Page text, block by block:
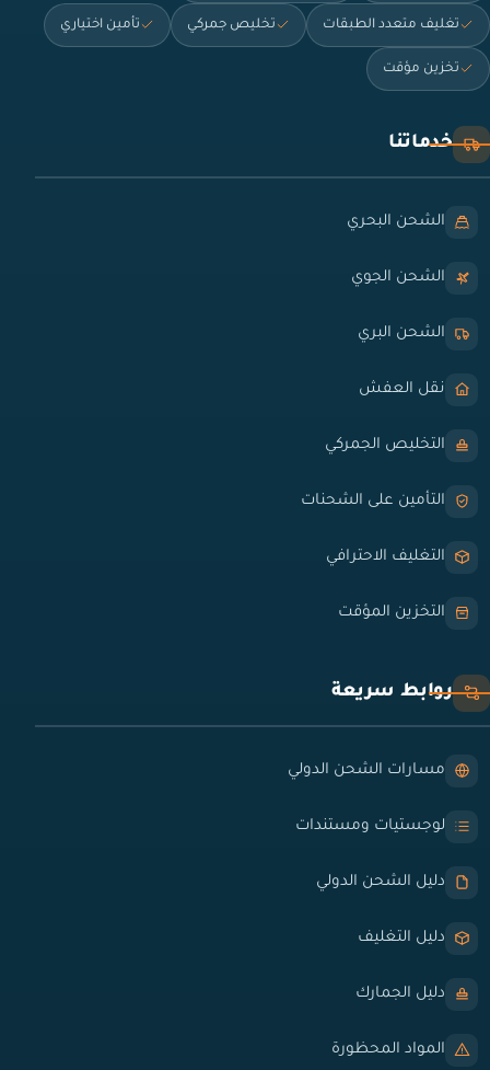
تغليف متعدد الطبقات تخليص جمركي تأمين اختياري
تخزين مؤقت
خدماتنا
الشحن البحري
الشحن الجوي
الشحن البري
نقل العفش
التخليص الجمركي
التأمين على الشحنات
التغليف الاحترافي
التخزين المؤقت
روابط سريعة
مسارات الشحن الدولي
لوجستيات ومستندات
دليل الشحن الدولي
دليل التغليف
دليل الجمارك
المواد المحظورة